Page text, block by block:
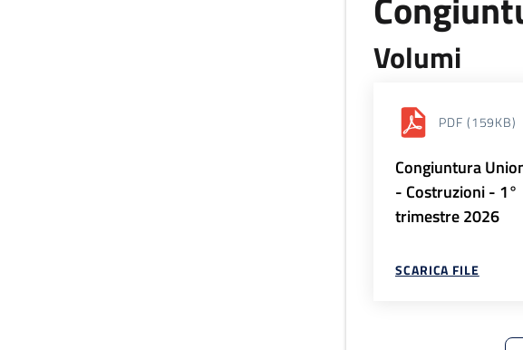
Volumi
PDF (159KB)
Congiuntura
- Costruzioni - 1°
trimestre 2026
SCARICA FILE